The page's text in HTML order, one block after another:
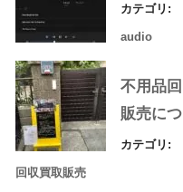
カテゴリ:
audio
不用品
販売に
カテゴリ:
回収買取販売